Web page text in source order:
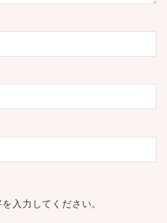
入力してください。